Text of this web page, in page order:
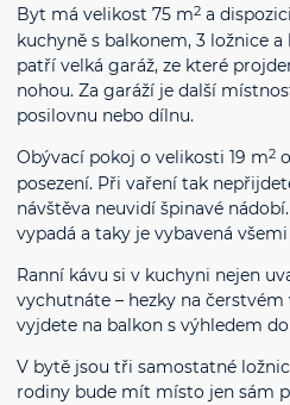
Byt má velikost 75 m2 a
kuchyně s balkonem, 3 ložnice
patří velká garáž, ze které
nohou. Za garáží je další
posilovnu nebo dílnu.
Obývací pokoj o velikosti 19 m2
posezení. Při vaření tak
návštěva neuvidí špinavé
vypadá a taky je vybavená
Ranní kávu si v kuchyni nejen
vychutnáte – hezky na
vyjdete na balkon s výhledem
V bytě jsou tři samostatné
rodiny bude mít místo jen sám